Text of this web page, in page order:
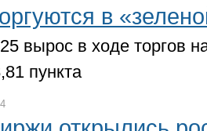
в
вырос в ходе торгов
пункта